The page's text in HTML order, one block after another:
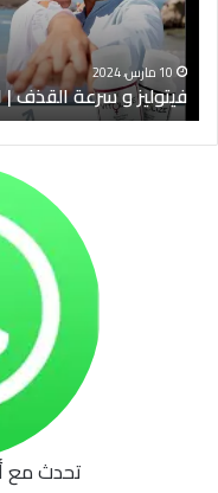
الأصلي
10 مارس، 2024
فيتوليز و سرعة القذف |
تحدث مع